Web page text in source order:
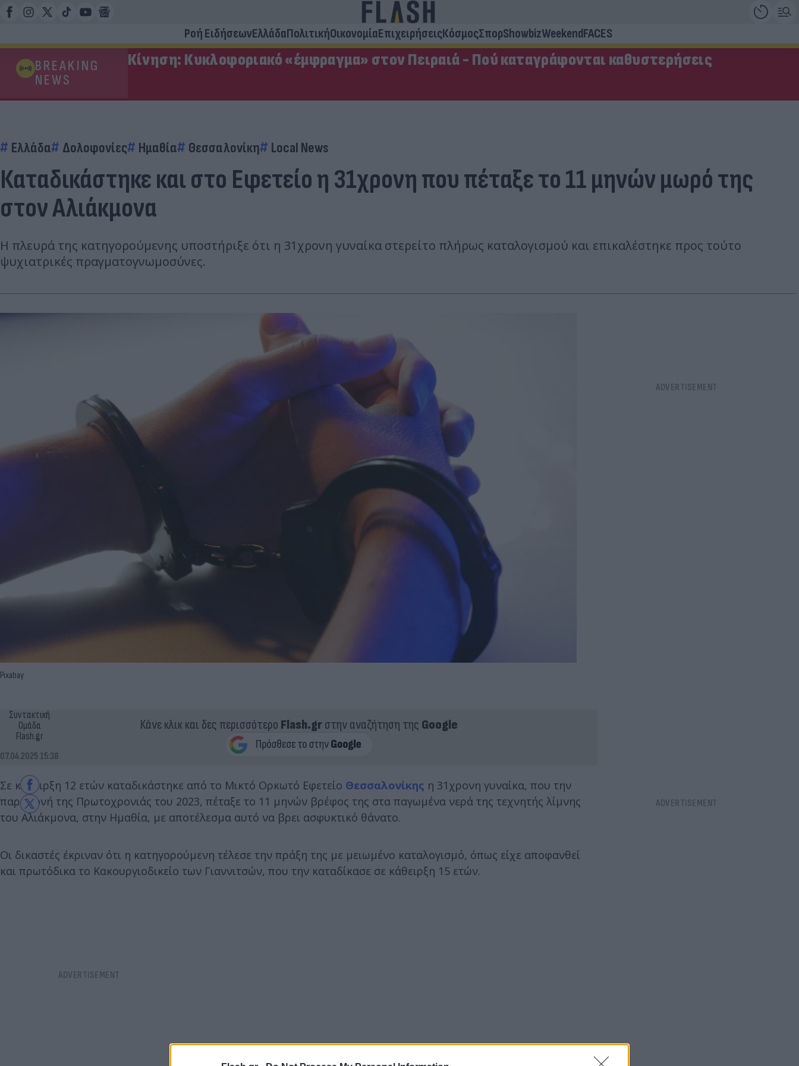
Ροή ΕιδήσεωνΕλλάδαΠολιτικήΟικονομίαΕπιχειρήσειςΚόσμοςΣπορShowbizWeekendFACES
BREAKING
NEWS
Κίνηση: Κυκλοφοριακό «έμφραγμα» στον Πειραιά - Πού καταγράφονται καθυστερήσεις
Ελλάδα Δολοφονίες Ημαθία Θεσσαλονίκη Local News
Καταδικάστηκε και στο Εφετείο η 31χρονη που πέταξε το 11 μηνών μωρό της
στον Αλιάκμονα
Η πλευρά της κατηγορούμενης υποστήριξε ότι η 31χρονη γυναίκα στερείτο πλήρως καταλογισμού και επικαλέστηκε προς τούτο
ψυχιατρικές πραγματογνωμοσύνες.
Pixabay
Συντακτική
Ομάδα
Flash.gr
07.04.2025 15:38
Κάνε κλικ και δες περισσότερο Flash.grστην αναζήτηση της Google
Σε κάθειρξη 12 ετών καταδικάστηκε από το Μικτό Ορκωτό Εφετείο Θεσσαλονίκης η 31χρονη γυναίκα, που την
παραμονή της Πρωτοχρονιάς του 2023, πέταξε το 11 μηνών βρέφος της στα παγωμένα νερά της τεχνητής λίμνης
του Αλιάκμονα, στην Ημαθία, με αποτέλεσμα αυτό να βρει ασφυκτικό θάνατο.
Οι δικαστές έκριναν ότι η κατηγορούμενη τέλεσε την πράξη της με μειωμένο καταλογισμό, όπως είχε αποφανθεί
και πρωτόδικα το Κακουργιοδικείο των Γιαννιτσών, που την καταδίκασε σε κάθειρξη 15 ετών.